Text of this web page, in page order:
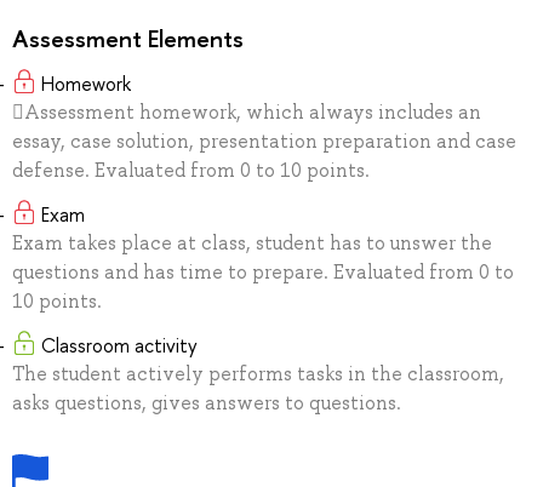
Assessment Elements
Homework
Assessment homework, which always includes an
essay, case solution, presentation preparation and case
defense. Evaluated from 0 to 10 points.
Exam
Exam takes place at class, student has to unswer the
questions and has time to prepare. Evaluated from 0 to
10 points.
Сlassroom activity
The student actively performs tasks in the classroom,
asks questions, gives answers to questions.